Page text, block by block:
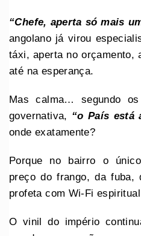
“Chefe, aperta só mais
angolano já virou
táxi, aperta no orçamento,
até na esperança.
Mas calma… segundo
governativa, “o País está
onde exatamente?
Porque no bairro o
preço do frango, da
profeta com Wi-Fi
O vinil do império